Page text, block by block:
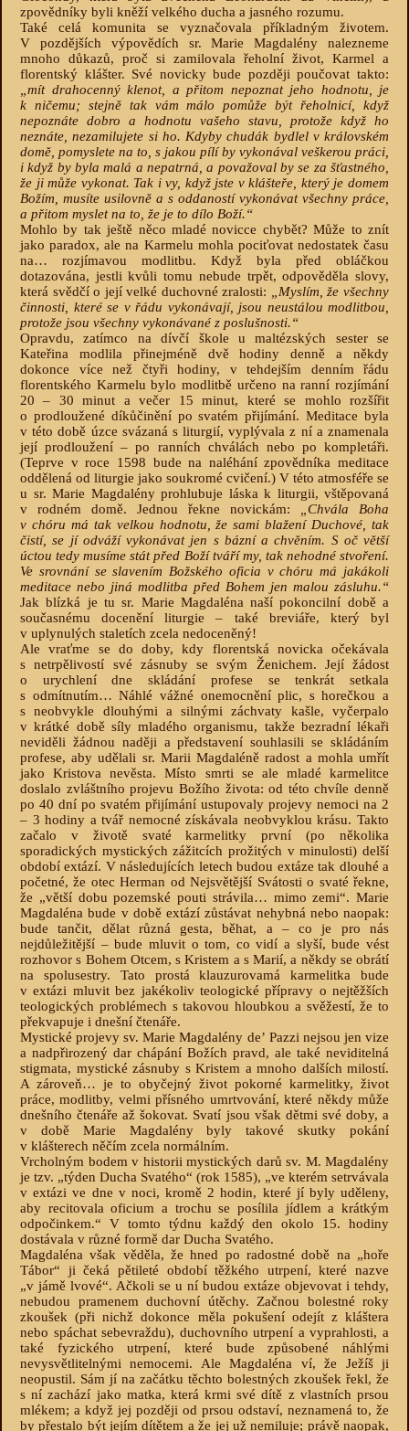
zpovědníky byli kněží velkého ducha a jasného rozumu.
Také celá komunita se vyznačovala příkladným životem.
V pozdějších výpovědích sr. Marie Magdalény nalezneme
mnoho důkazů, proč si zamilovala řeholní život, Karmel a
florentský klášter. Své novicky bude později poučovat takto:
„mít drahocenný klenot, a přitom nepoznat jeho hodnotu, je
k ničemu; stejně tak vám málo pomůže být řeholnicí, když
nepoznáte dobro a hodnotu vašeho stavu, protože když ho
neznáte, nezamilujete si ho. Kdyby chudák bydlel v královském
domě, pomyslete na to, s jakou pílí by vykonával veškerou práci,
i když by byla malá a nepatrná, a považoval by se za šťastného,
že ji může vykonat. Tak i vy, když jste v klášteře, který je domem
Božím, musíte usilovně a s oddaností vykonávat všechny práce,
a přitom myslet na to, že je to dílo Boží.“
Mohlo by tak ještě něco mladé novicce chybět? Může to znít
jako paradox, ale na Karmelu mohla pociťovat nedostatek času
na… rozjímavou modlitbu. Když byla před obláčkou
dotazována, jestli kvůli tomu nebude trpět, odpověděla slovy,
která svědčí o její velké duchovné zralosti:
„Myslím, že všechny
činnosti, které se v řádu vykonávají, jsou neustálou modlitbou,
protože jsou všechny vykonávané z poslušnosti.“
Opravdu, zatímco na dívčí škole u maltézských sester se
Kateřina modlila přinejméně dvě hodiny denně a někdy
dokonce více než čtyři hodiny, v tehdejším denním řádu
florentského Karmelu bylo modlitbě určeno na ranní rozjímání
20 – 30 minut a večer 15 minut, které se mohlo rozšířit
o prodloužené díkůčinění po svatém přijímání. Meditace byla
v této době úzce svázaná s liturgií, vyplývala z ní a znamenala
její prodloužení – po ranních chválách nebo po kompletáři.
(Teprve v roce 1598 bude na naléhání zpovědníka meditace
oddělená od liturgie jako soukromé cvičení.) V této atmosféře se
u sr. Marie Magdalény prohlubuje láska k liturgii, vštěpovaná
v rodném domě. Jednou řekne novickám:
„Chvála Boha
v chóru má tak velkou hodnotu, že sami blažení Duchové, tak
čistí, se jí odváží vykonávat jen s bázní a chvěním. S oč větší
úctou tedy musíme stát před Boží tváří my, tak nehodné stvoření.
Ve srovnání se slavením Božského oficia v chóru má jakákoli
meditace nebo jiná modlitba před Bohem jen malou zásluhu.“
Jak blízká je tu sr. Marie Magdaléna naší pokoncilní době a
současnému docenění liturgie – také breviáře, který byl
v uplynulých staletích zcela nedoceněný!
Ale vraťme se do doby, kdy florentská novicka očekávala
s netrpělivostí své zásnuby se svým Ženichem. Její žádost
o urychlení dne skládání profese se tenkrát setkala
s odmítnutím… Náhlé vážné onemocnění plic, s horečkou a
s neobvykle dlouhými a silnými záchvaty kašle, vyčerpalo
v krátké době síly mladého organismu, takže bezradní lékaři
neviděli žádnou naději a představení souhlasili se skládáním
profese, aby udělali sr. Marii Magdaléně radost a mohla umřít
jako Kristova nevěsta. Místo smrti se ale mladé karmelitce
doslalo zvláštního projevu Božího života: od této chvíle denně
po 40 dní po svatém přijímání ustupovaly projevy nemoci na 2
– 3 hodiny a tvář nemocné získávala neobvyklou krásu. Takto
začalo v životě svaté karmelitky první (po několika
sporadických mystických zážitcích prožitých v minulosti) delší
období extází. V následujících letech budou extáze tak dlouhé a
početné, že otec Herman od Nejsvětější Svátosti o svaté řekne,
že „větší dobu pozemské pouti strávila… mimo zemi“. Marie
Magdaléna bude v době extází zůstávat nehybná nebo naopak:
bude tančit, dělat různá gesta, běhat, a – co je pro nás
nejdůležitější – bude mluvit o tom, co vidí a slyší, bude vést
rozhovor s Bohem Otcem, s Kristem a s Marií, a někdy se obrátí
na spolusestry. Tato prostá klauzurovamá karmelitka bude
v extázi mluvit bez jakékoliv teologické přípravy o nejtěžších
teologických problémech s takovou hloubkou a svěžestí, že to
překvapuje i dnešní čtenáře.
Mystické projevy sv. Marie Magdalény deʼ Pazzi nejsou jen vize
a nadpřirozený dar chápání Božích pravd, ale také neviditelná
stigmata, mystické zásnuby s Kristem a mnoho dalších milostí.
A zároveň… je to obyčejný život pokorné karmelitky, život
práce, modlitby, velmi přísného umrtvování, které někdy může
dnešního čtenáře až šokovat. Svatí jsou však dětmi své doby, a
v době Marie Magdalény byly takové skutky pokání
v klášterech něčím zcela normálním.
Vrcholným bodem v historii mystických darů sv. M. Magdalény
je tzv. „týden Ducha Svatého“ (rok 1585), „ve kterém setrvávala
v extázi ve dne v noci, kromě 2 hodin, které jí byly uděleny,
aby recitovala oficium a trochu se posílila jídlem a krátkým
odpočinkem.“ V tomto týdnu každý den okolo 15. hodiny
dostávala v různé formě dar Ducha Svatého.
Magdaléna však věděla, že hned po radostné době na „hoře
Tábor“ ji čeká pětileté období těžkého utrpení, které nazve
„v jámě lvové“. Ačkoli se u ní budou extáze objevovat i tehdy,
nebudou pramenem duchovní útěchy. Začnou bolestné roky
zkoušek (při nichž dokonce měla pokušení odejít z kláštera
nebo spáchat sebevraždu), duchovního utrpení a vyprahlosti, a
také fyzického utrpení, které bude způsobené náhlými
nevysvětlitelnými nemocemi. Ale Magdaléna ví, že Ježíš ji
neopustil. Sám jí na začátku těchto bolestných zkoušek řekl, že
s ní zachází jako matka, která krmi své dítě z vlastních prsou
mlékem; a když jej později od prsou odstaví, neznamená to, že
by přestalo být jejím dítětem a že jej už nemiluje; právě naopak,